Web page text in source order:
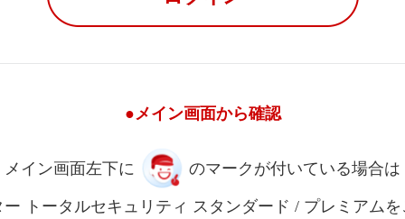
●メイン画面から確認
メイン画面左下に のマークが付いている場合は
トータルセキュリティ スタンダード / プレミアムを